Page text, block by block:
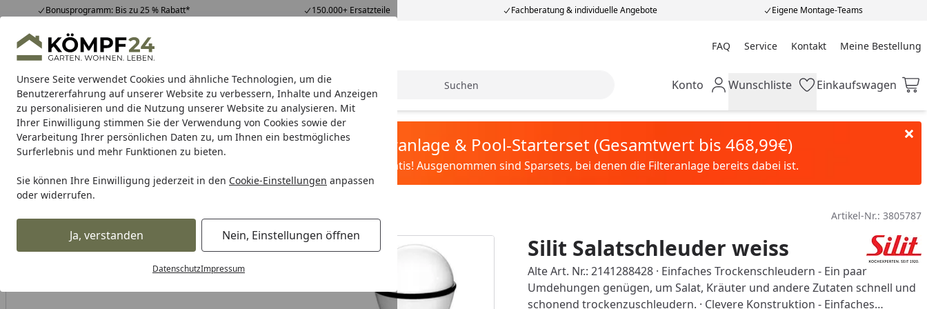
Unsere Seite verwendet Cookies und ähnliche Technologien, um die
Benutzererfahrung auf unserer Website zu verbessern, Inhalte und Anzeigen
zu personalisieren und die Nutzung unserer Website zu analysieren. Mit
Ihrer Einwilligung stimmen Sie der Verwendung von Cookies sowie der
Verarbeitung Ihrer persönlichen Daten zu, um Ihnen ein bestmögliches
Surferlebnis und mehr Funktionen zu bieten.
Sie können Ihre Einwilligung jederzeit in den Cookie-Einstellungen anpassen
oder widerrufen.
Ja, verstanden Nein, Einstellungen öffnen
DatenschutzImpressum
Bonusprogramm: Bis zu 25 % Rabatt* 150.000+ Ersatzteile Fachberatung & individuelle Angebote Eigene Montage-Teams
Hotline07051 / 9 22 22
Mo-Fr. 8-16 Uhr 25.956 Bewertungen FAQ Service Kontakt Meine Bestellung
Meine Bestellung
Alle Produkte
Alle ProdukteHighlights Tipps & Tricks Suche Mein Konto
Konto Wunschliste
Wunschliste Einkaufswagen
Einkaufswagen
Karibu Pools inkl. gratis Sandfilteranlage & Pool-Starterset (Gesamtwert bis 468,99€)
Dein Traumpool im Sorglos-Paket: Filter&Pflege gratis! Ausgenommen sind Sparsets, bei denen die Filteranlage bereits dabei ist.
Silit Salatschleuder weiss Artikel-Nr.: 3805787
Silit Salatschleuder weiss
Alte Art. Nr.: 2141288428 · Einfaches Trockenschleudern - Ein paar
Umdehungen genügen, um Salat, Kräuter und andere Zutaten schnell und
schonend trockenzuschleudern. · Clevere Konstruktion - Einfaches